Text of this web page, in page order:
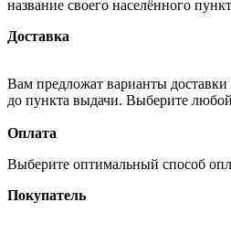
название своего населённого
Доставка
Вам предложат варианты
до пункта выдачи. Выберите
Оплата
Выберите оптимальный способ
Покупатель